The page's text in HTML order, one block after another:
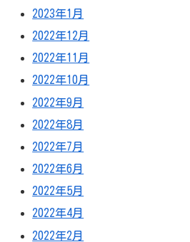
2023年1月
2022年12月
2022年11月
2022年10月
2022年9月
2022年8月
2022年7月
2022年6月
2022年5月
2022年4月
2022年2月